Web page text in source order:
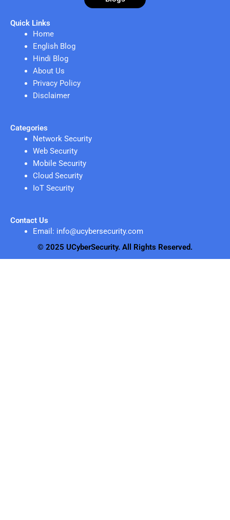
Quick Links
Home
English Blog
Hindi Blog
About Us
Privacy Policy
Disclaimer
Categories
Network Security
Web Security
Mobile Security
Cloud Security
IoT Security
Contact Us
Email: info@ucybersecurity.com
© 2025 UCyberSecurity. All Rights Reserved.